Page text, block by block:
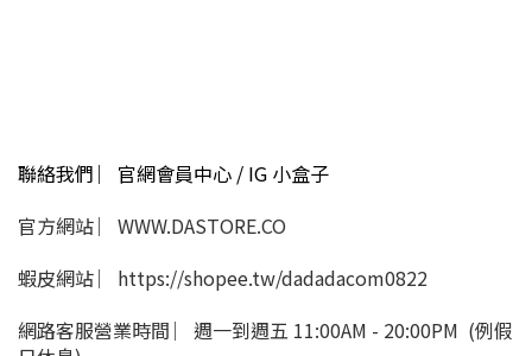
聯絡我們 ︳官網會員中心 / IG 小盒子
官方網站 ︳WWW.DASTORE.CO
蝦皮網站 ︳https://shopee.tw/dadadacom0822
網路客服營業時間 ︳週一到週五 11:00AM - 20:00PM (例假